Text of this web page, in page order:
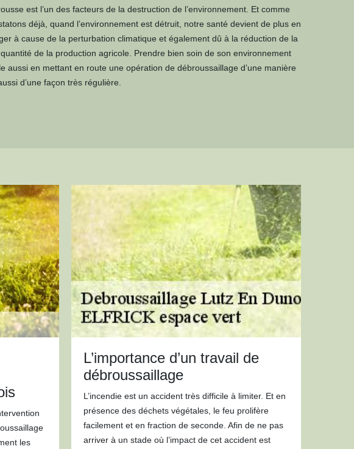
est l’un des facteurs de la destruction de l’environnement. Et comme
déjà, quand l’environnement est détruit, notre santé devient de plus en
à cause de la perturbation climatique et également dû à la réduction de la
de la production agricole. Prendre bien soin de son environnement
aussi en mettant en route une opération de débroussaillage d’une manière
d’une façon très régulière.
les
L’importance d’un travail de
débroussaillage
L’incendie est un accident très difficile à limiter. Et en
présence des déchets végétales, le feu prolifère
facilement et en fraction de seconde. Afin de ne pas
arriver à un stade où l’impact de cet accident est